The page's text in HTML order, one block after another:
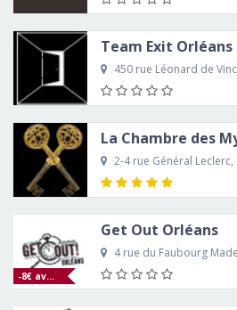
Team Exit Orléans
450 rue Léonard de
La Chambre des
2-4 rue Général
-8€ avec le code CARTE2019
Get Out Orléans
4 rue du Faubourg